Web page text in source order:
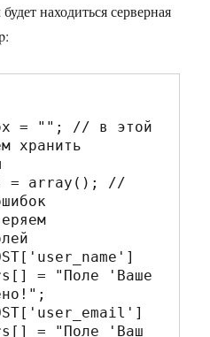
находиться серверная
хранить